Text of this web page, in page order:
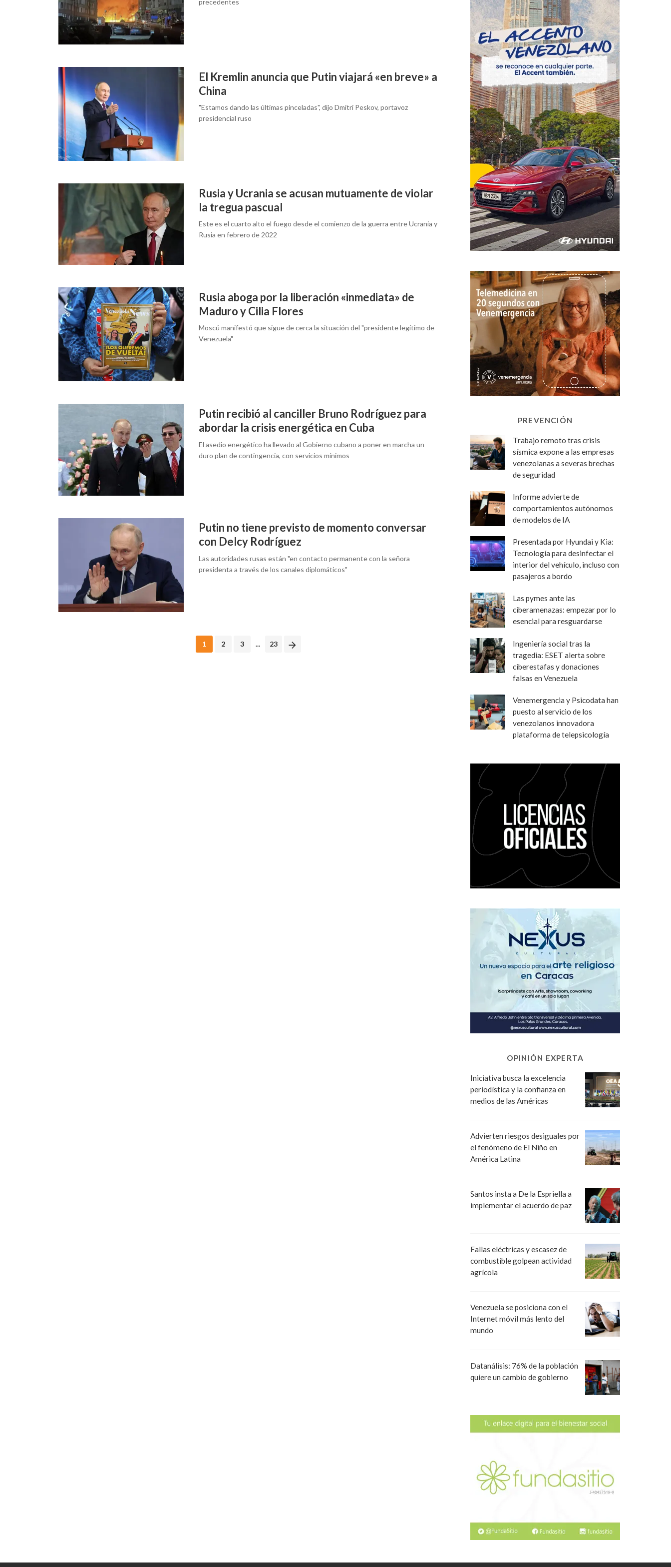
precedentes
El Kremlin anuncia que Putin viajará «en breve» a
China
"Estamos dando las últimas pinceladas", dijo Dmitri Peskov, portavoz
presidencial ruso
Rusia y Ucrania se acusan mutuamente de violar
la tregua pascual
Este es el cuarto alto el fuego desde el comienzo de la guerra entre Ucrania y
Rusia en febrero de 2022
Rusia aboga por la liberación «inmediata» de
Maduro y Cilia Flores
Moscú manifestó que sigue de cerca la situación del "presidente legítimo de
Venezuela"
Putin recibió al canciller Bruno Rodríguez para
abordar la crisis energética en Cuba
El asedio energético ha llevado al Gobierno cubano a poner en marcha un
duro plan de contingencia, con servicios mínimos
Putin no tiene previsto de momento conversar
con Delcy Rodríguez
Las autoridades rusas están "en contacto permanente con la señora
presidenta a través de los canales diplomáticos"
1 2 3 ... 23
PREVENCIÓN
Trabajo remoto tras crisis
sísmica expone a las empresas
venezolanas a severas brechas
de seguridad
Informe advierte de
comportamientos autónomos
de modelos de IA
Presentada por Hyundai y Kia:
Tecnología para desinfectar el
interior del vehículo, incluso con
pasajeros a bordo
Las pymes ante las
ciberamenazas: empezar por lo
esencial para resguardarse
Ingeniería social tras la
tragedia: ESET alerta sobre
ciberestafas y donaciones
falsas en Venezuela
Venemergencia y Psicodata han
puesto al servicio de los
venezolanos innovadora
plataforma de telepsicología
OPINIÓN EXPERTA
Iniciativa busca la excelencia
periodística y la confianza en
medios de las Américas
Advierten riesgos desiguales por
el fenómeno de El Niño en
América Latina
Santos insta a De la Espriella a
implementar el acuerdo de paz
Fallas eléctricas y escasez de
combustible golpean actividad
agrícola
Venezuela se posiciona con el
Internet móvil más lento del
mundo
Datanálisis: 76% de la población
quiere un cambio de gobierno